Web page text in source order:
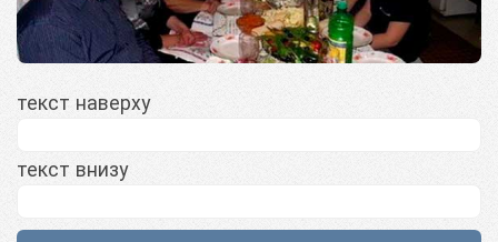
текст наверху
текст внизу